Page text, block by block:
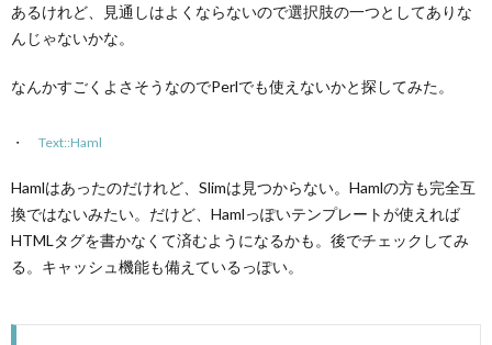
あるけれど、見通しはよくならないので選択肢の一つとしてありな
んじゃないかな。
なんかすごくよさそうなのでPerlでも使えないかと探してみた。
Text::Haml
Hamlはあったのだけれど、Slimは見つからない。Hamlの方も完全互
換ではないみたい。だけど、Hamlっぽいテンプレートが使えれば
HTMLタグを書かなくて済むようになるかも。後でチェックしてみ
る。キャッシュ機能も備えているっぽい。